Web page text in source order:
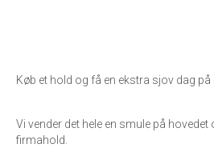
Køb et hold og få en ekstra sjov dag
Vi vender det hele en smule på
firmahold.